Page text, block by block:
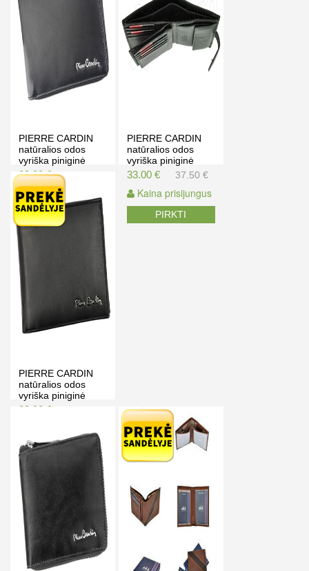
PIERRE CARDIN
natūralios odos
vyriška piniginė
TILAK09 8818
39.90 €
Kaina prisijungus
PIRKTI
PIERRE CARDIN
natūralios odos
vyriška piniginė
SAH TILAK15 331A
33.00 €
Kaina prisijungus
37.50 €
PIRKTI
PIERRE CARDIN
natūralios odos
vyriška piniginė
TILAK69 8806
39.90 €
PIRKTI